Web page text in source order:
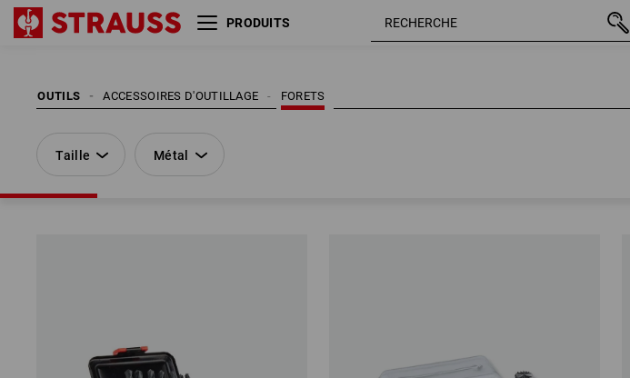
PRODUITS
OUTILS FORETS
ACCESSOIRES D'OUTILLAGE
Taille Métal
Taille Métal